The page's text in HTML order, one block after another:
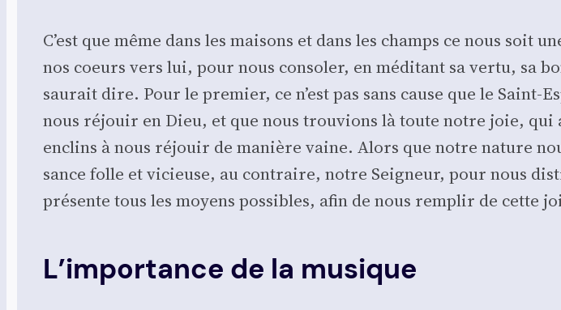
C’est que même dans les mai­sons et dans les champs ce nous
nos coeurs vers lui, pour nous conso­ler, en médi­tant sa ver­tu, sa
sau­rait dire. Pour le pre­mier, ce n’est pas sans cause que le
nous réjouir en Dieu, et que nous trou­vions là toute notre joie,
enclins à nous réjouir de manière vaine. Alors que notre nature
sance folle et vicieuse, au contraire, notre Sei­gneur, pour nous
pré­sente tous les moyens pos­sibles, afin de nous rem­plir de cette
L’importance de la musique